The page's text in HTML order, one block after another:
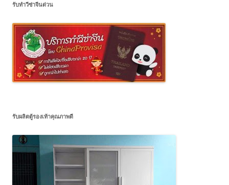
รับทำวีซ่าจีนด่วน
รับผลิตตู้รองเท้าคุณภาพดี